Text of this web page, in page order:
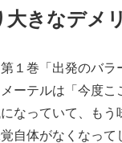
大きなデメ
１巻「出発のバラ
ーテルは「今度
なっていて、も
自体がなくなって